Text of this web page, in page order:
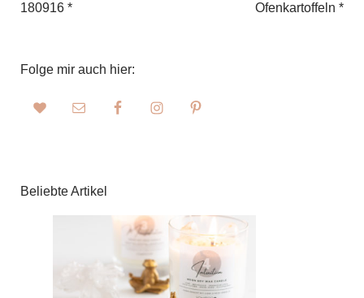
180916 *
Ofenkartoffeln *
Folge mir auch hier:
Beliebte Artikel